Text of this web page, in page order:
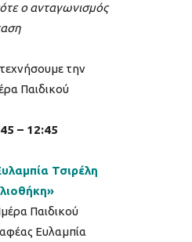
ο ανταγωνισμός
την
Παιδικού
– 12:45
Τσιρέλη
Παιδικού
Ευλαμπία